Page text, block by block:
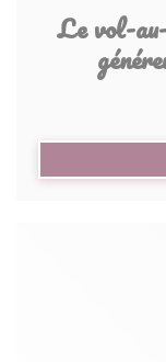
Le vol-